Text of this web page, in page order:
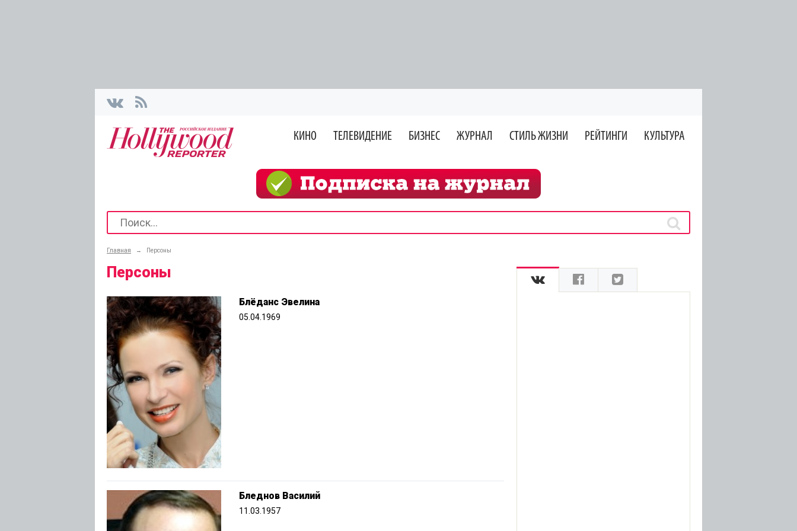
КИНО ТЕЛЕВИДЕНИЕ БИЗНЕС ЖУРНАЛ СТИЛЬ ЖИЗНИ РЕЙТИНГИ КУЛЬТУРА
Главная → Персоны
Персоны
Блёданс Эвелина
05.04.1969
Бледнов Василий
11.03.1957